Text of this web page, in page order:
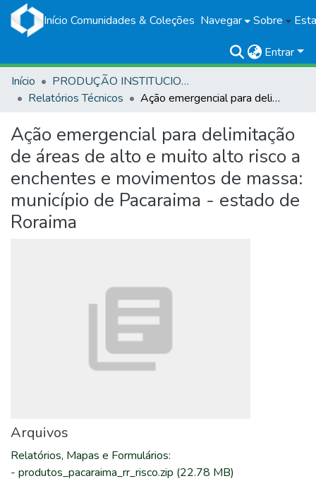
Início Comunidades & Coleções Navegar Sobre
Entrar
Início
PRODUÇÃO INSTITUCIONAL
Relatórios Técnicos
Ação emergencial para delimitação de áreas de alto e muito alto risco a enchentes e movimentos de massa: município de Pacaraima - estado de Roraima
Ação emergencial para delimitação
de áreas de alto e muito alto risco a
enchentes e movimentos de massa:
município de Pacaraima - estado de
Roraima
Arquivos
Relatórios, Mapas e Formulários:
- produtos_pacaraima_rr_risco.zip (22.78 MB)